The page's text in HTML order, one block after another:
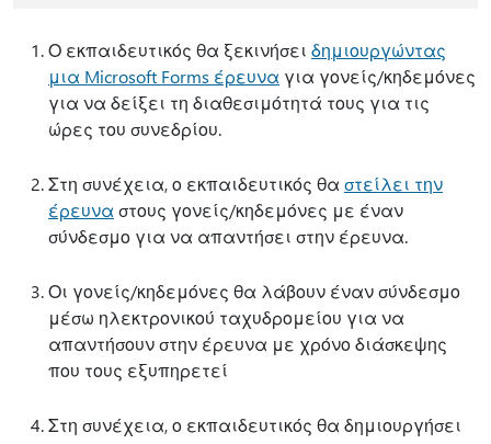
Ο εκπαιδευτικός θα ξεκινήσει δημιουργώντας
μια Microsoft Forms έρευνα για γονείς/κηδεμόνες
για να δείξει τη διαθεσιμότητά τους για τις
ώρες του συνεδρίου.
Στη συνέχεια, ο εκπαιδευτικός θα στείλει την
έρευνα στους γονείς/κηδεμόνες με έναν
σύνδεσμο για να απαντήσει στην έρευνα.
Οι γονείς/κηδεμόνες θα λάβουν έναν σύνδεσμο
μέσω ηλεκτρονικού ταχυδρομείου για να
απαντήσουν στην έρευνα με χρόνο διάσκεψης
που τους εξυπηρετεί
Στη συνέχεια, ο εκπαιδευτικός θα δημιουργήσει